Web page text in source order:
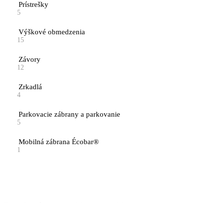
Prístrešky
5
Výškové obmedzenia
15
Závory
12
Zrkadlá
4
Parkovacie zábrany a parkovanie
5
Mobilná zábrana Écobar®
1